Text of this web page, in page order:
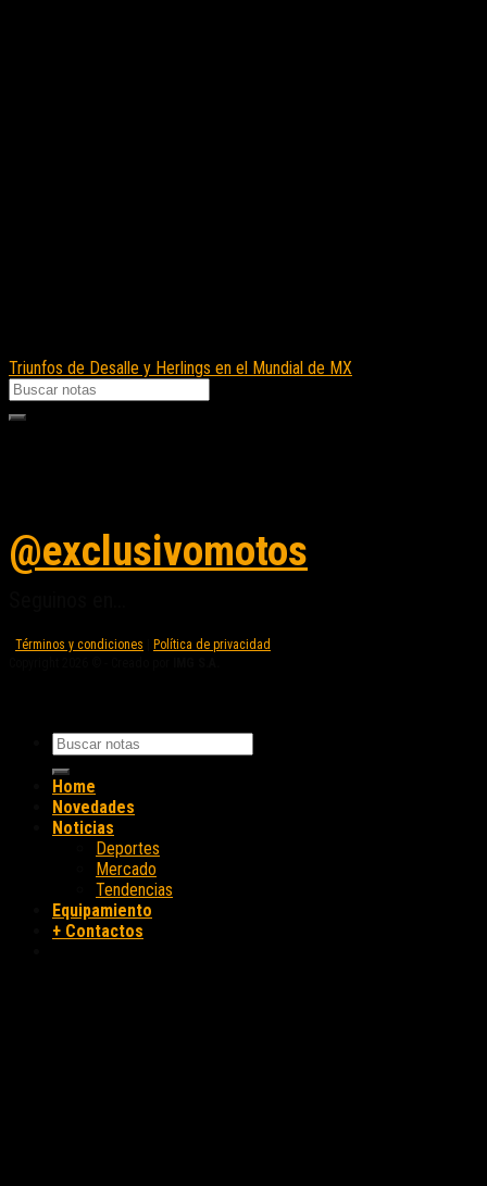
Triunfos de Desalle y Herlings en el Mundial de MX
@exclusivomotos
Términos y condiciones
Política de privacidad
Home
Novedades
Noticias
Deportes
Mercado
Tendencias
Equipamiento
+ Contactos